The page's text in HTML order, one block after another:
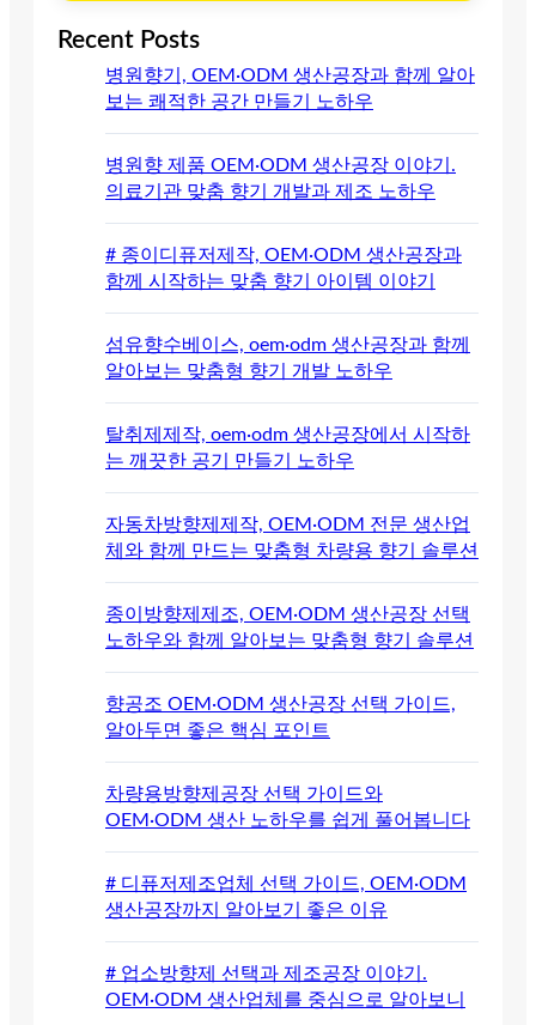
Recent Posts
병원향기, OEM·ODM 생산공장과 함께 알아
보는 쾌적한 공간 만들기 노하우
병원향 제품 OEM·ODM 생산공장 이야기.
의료기관 맞춤 향기 개발과 제조 노하우
# 종이디퓨저제작, OEM·ODM 생산공장과
함께 시작하는 맞춤 향기 아이템 이야기
섬유향수베이스, oem·odm 생산공장과 함께
알아보는 맞춤형 향기 개발 노하우
탈취제제작, oem·odm 생산공장에서 시작하
는 깨끗한 공기 만들기 노하우
자동차방향제제작, OEM·ODM 전문 생산업
체와 함께 만드는 맞춤형 차량용 향기 솔루션
종이방향제제조, OEM·ODM 생산공장 선택
노하우와 함께 알아보는 맞춤형 향기 솔루션
향공조 OEM·ODM 생산공장 선택 가이드,
알아두면 좋은 핵심 포인트
차량용방향제공장 선택 가이드와
OEM·ODM 생산 노하우를 쉽게 풀어봅니다
# 디퓨저제조업체 선택 가이드, OEM·ODM
생산공장까지 알아보기 좋은 이유
# 업소방향제 선택과 제조공장 이야기.
OEM·ODM 생산업체를 중심으로 알아보니